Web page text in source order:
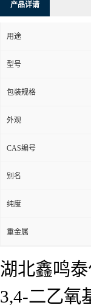
产品详请
用途
型号
包装规格
外观
CAS编号
别名
纯度
重金属
湖北鑫鸣
3,4-二乙氧